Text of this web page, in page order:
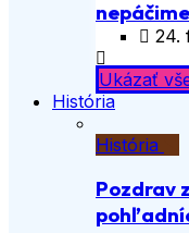
24.
Ukázať
História
História
Pozdrav